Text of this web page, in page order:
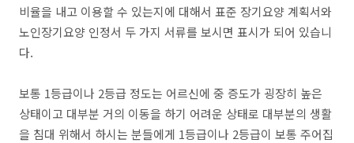
비율을 내고 이용할 수 있는지에 대해서 표준 장기요양 계획서와
노인장기요양 인정서 두 가지 서류를 보시면 표시가 되어 있습니
다.
보통 1등급이나 2등급 정도는 어르신에 중 증도가 굉장히 높은
상태이고 대부분 거의 이동을 하기 어려운 상태로 대부분의 생활
을 침대 위해서 하시는 분들에게 1등급이나 2등급이 보통 주어집